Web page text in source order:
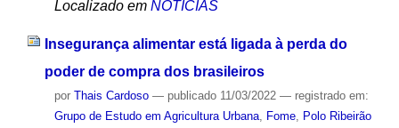
Localizado em NOTÍCIAS
Insegurança alimentar está ligada à perda do
poder de compra dos brasileiros
por Thais Cardoso — publicado11/03/2022 — registrado em:
Grupo de Estudo em Agricultura Urbana, Fome,
Polo Ribeirão